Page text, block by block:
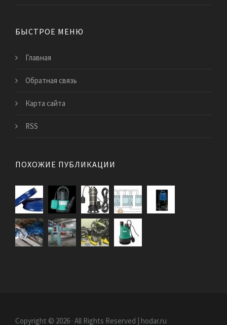
БЫСТРОЕ МЕНЮ
Главная
Обратная связь
Карта сайта
RSS
ПОХОЖИЕ ПУБЛИКАЦИИ
Copyright © 2026 · All Rights Reserved | hodar.ru